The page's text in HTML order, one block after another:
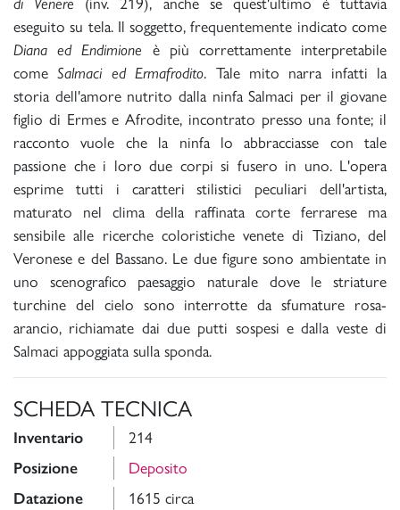
eseguito su tela. Il soggetto, frequentemente indicato come
Diana ed Endimione è più correttamente interpretabile
comeSalmaci ed Ermafrodito. Tale mito narra infatti la
storia dell'amore nutrito dalla ninfa Salmaci per il giovane
figlio di Ermes e Afrodite, incontrato presso una fonte; il
racconto vuole che la ninfa lo abbracciasse con tale
passione che i loro due corpi si fusero in uno. L'opera
esprime tutti i caratteri stilistici peculiari dell'artista,
maturato nel clima della raffinata corte ferrarese ma
sensibile alle ricerche coloristiche venete di Tiziano, del
Veronese e del Bassano. Le due figure sono ambientate in
uno scenografico paesaggio naturale dove le striature
turchine del cielo sono interrotte da sfumature rosa-
arancio, richiamate dai due putti sospesi e dalla veste di
Salmaci appoggiata sulla sponda.
SCHEDA TECNICA
Inventario 214
Posizione Deposito
Datazione 1615 circa